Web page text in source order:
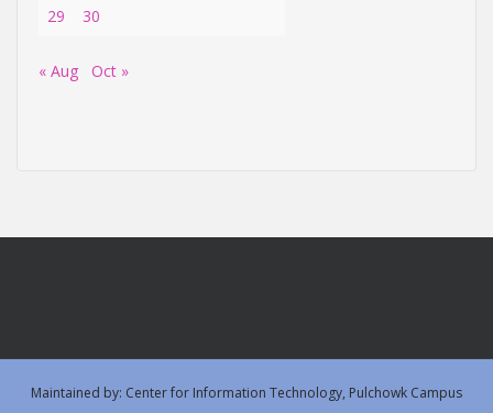
29
30
« Aug Oct »
Maintained by: Center for Information Technology, Pulchowk Campus